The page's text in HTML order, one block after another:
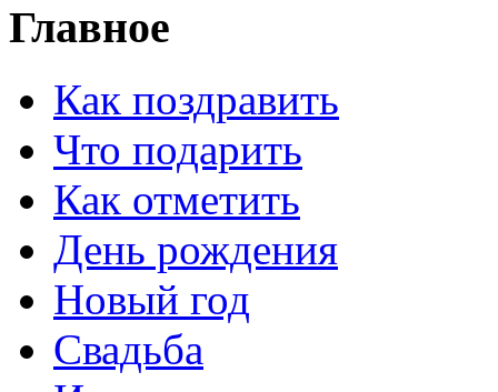
Главное
Как поздравить
Что подарить
Как отметить
День рождения
Новый год
Свадьба